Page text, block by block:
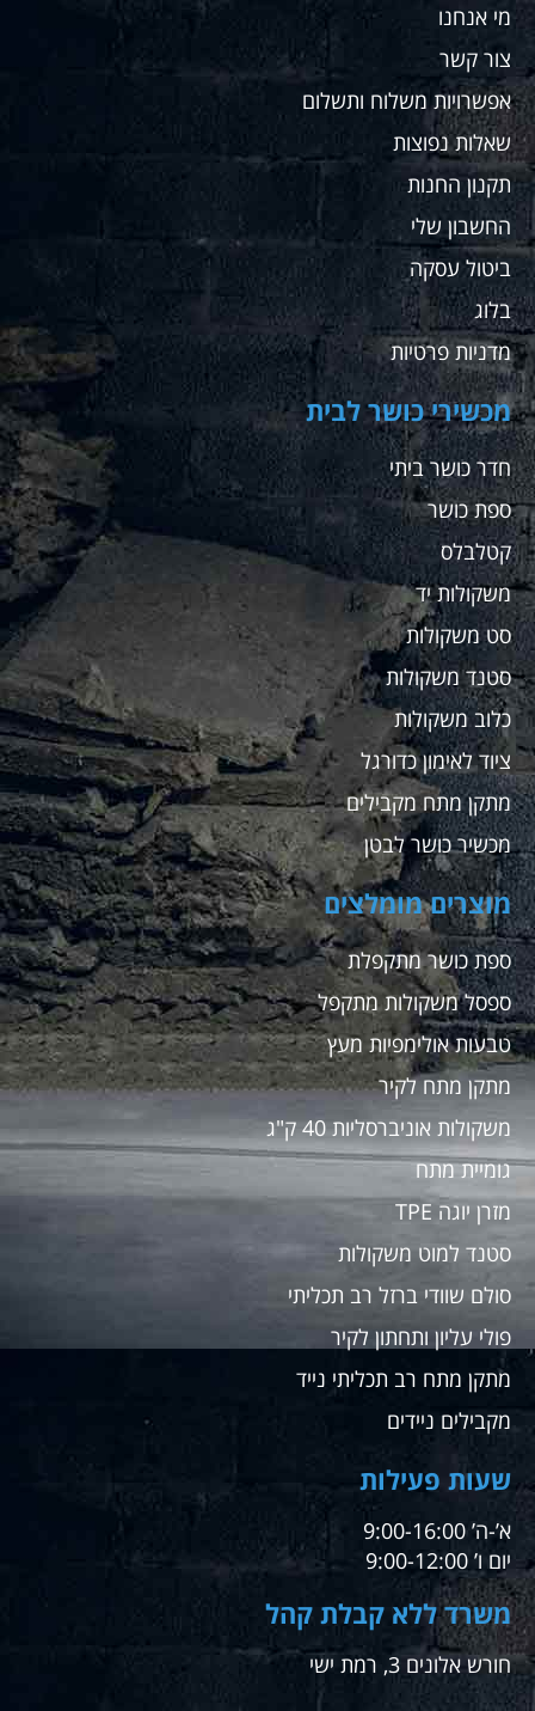
מי אנחנו
צור קשר
אפשרויות משלוח ותשלום
שאלות נפוצות
תקנון החנות
החשבון שלי
ביטול עסקה
בלוג
מדניות פרטיות
מכשירי כושר לבית
חדר כושר ביתי
ספת כושר
קטלבלס
משקולות יד
סט משקולות
סטנד משקולות
כלוב משקולות
ציוד לאימון כדורגל
מתקן מתח מקבילים
מכשיר כושר לבטן
מוצרים מומלצים
ספת כושר מתקפלת
ספסל משקולות מתקפל
טבעות אולימפיות מעץ
מתקן מתח לקיר
משקולות אוניברסליות 40 ק"ג
גומיית מתח
מזרן יוגה TPE
סטנד למוט משקולות
סולם שוודי ברזל רב תכליתי
פולי עליון ותחתון לקיר
מתקן מתח רב תכליתי נייד
מקבילים ניידים
שעות פעילות
א’-ה’ 9:00-16:00
יום ו’ 9:00-12:00
משרד ללא קבלת קהל
חורש אלונים 3, רמת ישי